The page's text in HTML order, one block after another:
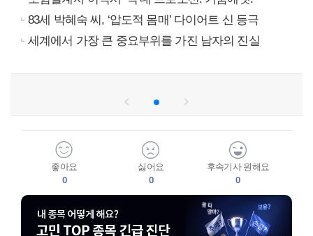
83세 박혜숙 씨, ‘압도적 몸매’ 다이어트 신 등극
세계에서 가장 큰 중요부위를 가진 남자의 진실
좋아요
0
싫어요
0
후속기사 원해요
0